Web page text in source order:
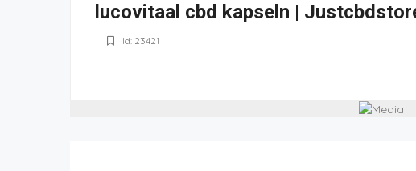
lucovitaal cbd kapseln |
Id: 23421